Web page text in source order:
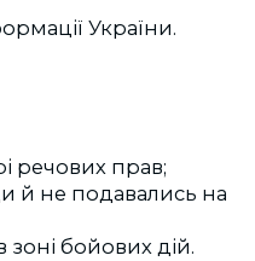
України.
речових прав;
й не подавались на
бойових дій.